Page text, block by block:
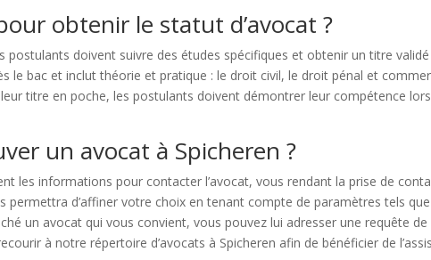
obtenir le statut d’avocat ?
postulants doivent suivre des études spécifiques et obtenir un titre
le bac et inclut théorie et pratique : le droit civil, le droit pénal et
titre en poche, les postulants doivent démontrer leur compétence
un avocat à Spicheren ?
les informations pour contacter l’avocat, vous rendant la prise de
d’affiner votre choix en tenant compte de paramètres tels que
un avocat qui vous convient, vous pouvez lui adresser une requête
à notre répertoire d’avocats à Spicheren afin de bénéficier de